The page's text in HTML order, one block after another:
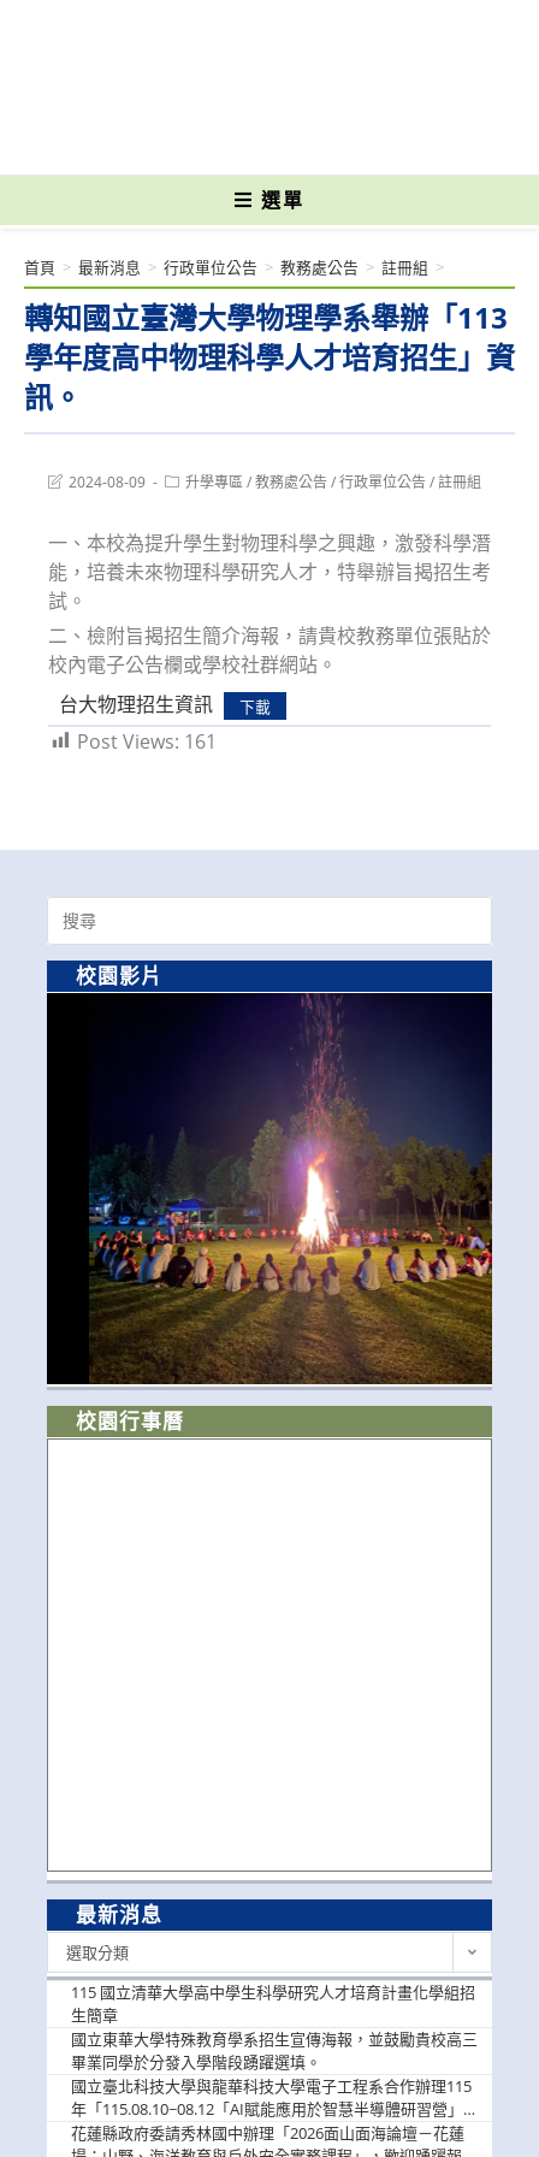
選單
轉知國立臺灣大學物理學系舉辦「113
學年度高中物理科學人才培育招生」資
訊。
首頁 > 最新消息 > 行政單位公告 > 教務處公告 > 註冊組 >
Post2024-08-09
Post升學專區/教務處公告/行政單位公告/註冊組
一、本校為提升學生對物理科學之興趣，激發科學潛
能，培養未來物理科學研究人才，特舉辦旨揭招生考
試。
二、檢附旨揭招生簡介海報，請貴校教務單位張貼於
校內電子公告欄或學校社群網站。
台大物理招生資訊
下載
Post Views: 161
Search
for:
校園影片
校園行事曆
最新消息
選取分類
115 國立清華大學高中學生科學研究人才培育計畫化學組招
生簡章
國立東華大學特殊教育學系招生宣傳海報，並鼓勵貴校高三
畢業同學於分發入學階段踴躍選填。
國立臺北科技大學與龍華科技大學電子工程系合作辦理115
年「115.08.10~08.12「AI賦能應用於智慧半導體研習營」，
歡迎學生踴躍報名參加
花蓮縣政府委請秀林國中辦理「2026面山面海論壇－花蓮